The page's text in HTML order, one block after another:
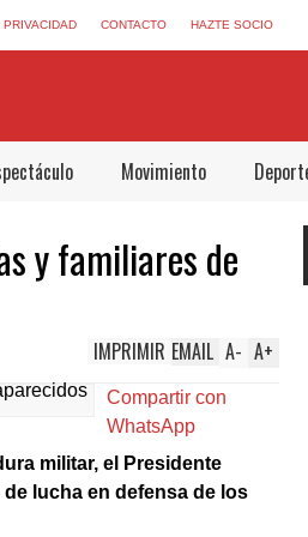
CONTACTO HAZTE SOCIO
Movimiento
y familiares de
A+
A-
EMAIL
IMPRIMIR
Compartir con
WhatsApp
militar, el Presidente
lucha en defensa de los